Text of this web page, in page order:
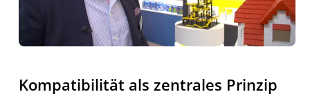
Kompatibilität als zentrales Prinzip